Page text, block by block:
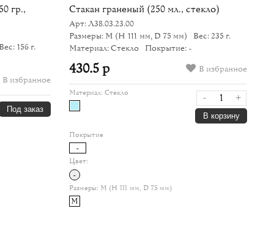
гр.,
Вес: 156 г.
В избранное
Под заказ
Стакан граненый (250 мл., стекло)
Арт: Л38.03.23.00
Размеры: M (H 111 мм, D 75 мм)
Вес: 235 г.
Материал: Стекло
Покрытие: -
В избранное
430.5 р
Материал: Стекло - +
В корзину
Покрытие
-
Цвет:
-
Размеры: M (H 111 мм, D 75 мм)
M